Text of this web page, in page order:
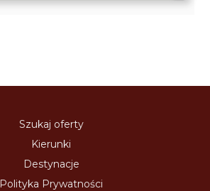
Szukaj oferty
Kierunki
Destynacje
Polityka Prywatności